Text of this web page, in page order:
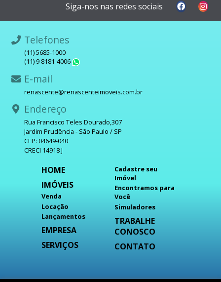
Siga-nos nas redes sociais
Telefones
(11) 5685-1000
(11) 9 8181-4006
E-mail
renascente@renascenteimoveis.com.br
Endereço
Rua Francisco Teles Dourado,307
Jardim Prudência - São Paulo / SP
CEP: 04649-040
CRECI 14918 J
HOME
IMÓVEIS
Venda
Locação
Lançamentos
EMPRESA
SERVIÇOS
Cadastre seu
Imóvel
Encontramos para
Você
Simuladores
TRABALHE
CONOSCO
CONTATO